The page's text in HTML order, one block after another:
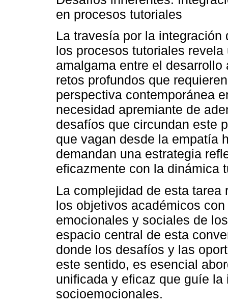
en procesos tutoriales
La travesía por la
los procesos tutoriales
amalgama entre el
retos profundos que
perspectiva contemporánea
necesidad apremiante de
desafíos que circundan este
que vagan desde la empatía
demandan una estrategia
eficazmente con la dinámica
La complejidad de esta
los objetivos académicos
emocionales y sociales de
espacio central de esta
donde los desafíos y las
este sentido, es esencial
unificada y eficaz que guíe
socioemocionales.